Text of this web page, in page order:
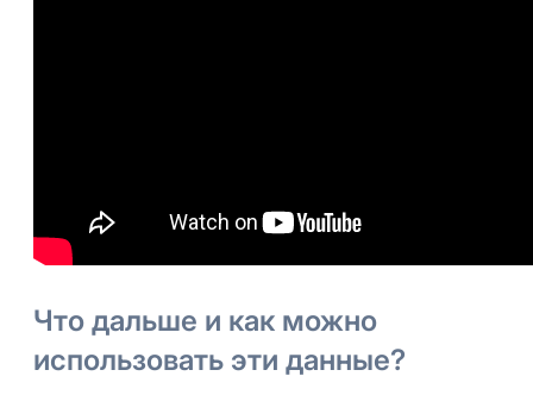
Что дальше и как можно
использовать эти данные?